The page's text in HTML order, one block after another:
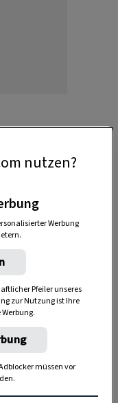
eine Handvoll
in ein Glas
nutzen?
Werbung
Pfeiler unseres
zur Nutzung ist Ihre
müssen vor